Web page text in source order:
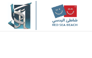
يسعي
الترفيــه